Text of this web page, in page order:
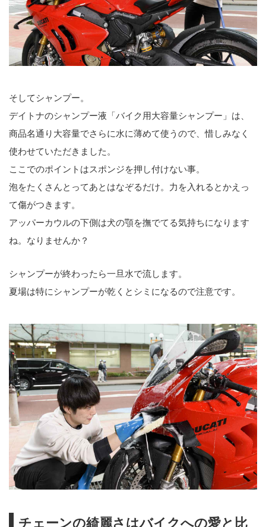
そしてシャンプー。
デイトナのシャンプー液「バイク用大容量シャンプー」は、
商品名通り大容量でさらに水に薄めて使うので、惜しみなく
使わせていただきました。
ここでのポイントはスポンジを押し付けない事。
泡をたくさんとってあとはなぞるだけ。力を入れるとかえっ
て傷がつきます。
アッパーカウルの下側は犬の顎を撫でてる気持ちになります
ね。なりませんか？
シャンプーが終わったら一旦水で流します。
夏場は特にシャンプーが乾くとシミになるので注意です。
チェーンの綺麗さはバイクへの愛と比